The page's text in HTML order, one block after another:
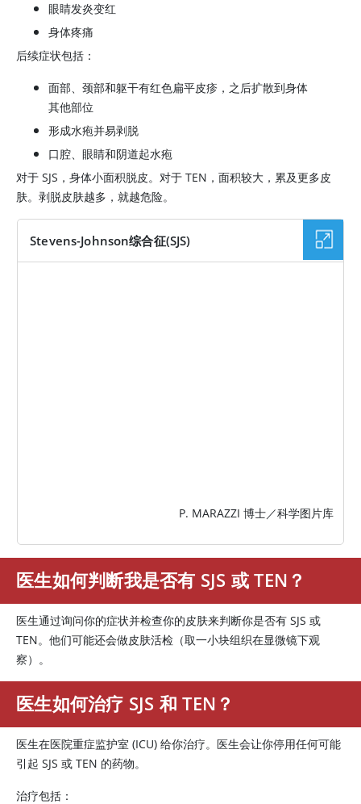
眼睛发炎变红
身体疼痛
后续症状包括：
面部、颈部和躯干有红色扁平皮疹，之后扩散到身体
其他部位
形成水疱并易剥脱
口腔、眼睛和阴道起水疱
对于 SJS，身体小面积脱皮。对于 TEN，面积较大，累及更多皮
肤。剥脱皮肤越多，就越危险。
Stevens-Johnson综合征(SJS)
P. MARAZZI 博士／科学图片库
医生如何判断我是否有 SJS 或 TEN？
医生通过询问你的症状并检查你的皮肤来判断你是否有 SJS 或
TEN。他们可能还会做皮肤活检（取一小块组织在显微镜下观
察）。
医生如何治疗 SJS 和 TEN？
医生在医院重症监护室 (ICU) 给你治疗。医生会让你停用任何可能
引起 SJS 或 TEN 的药物。
治疗包括：